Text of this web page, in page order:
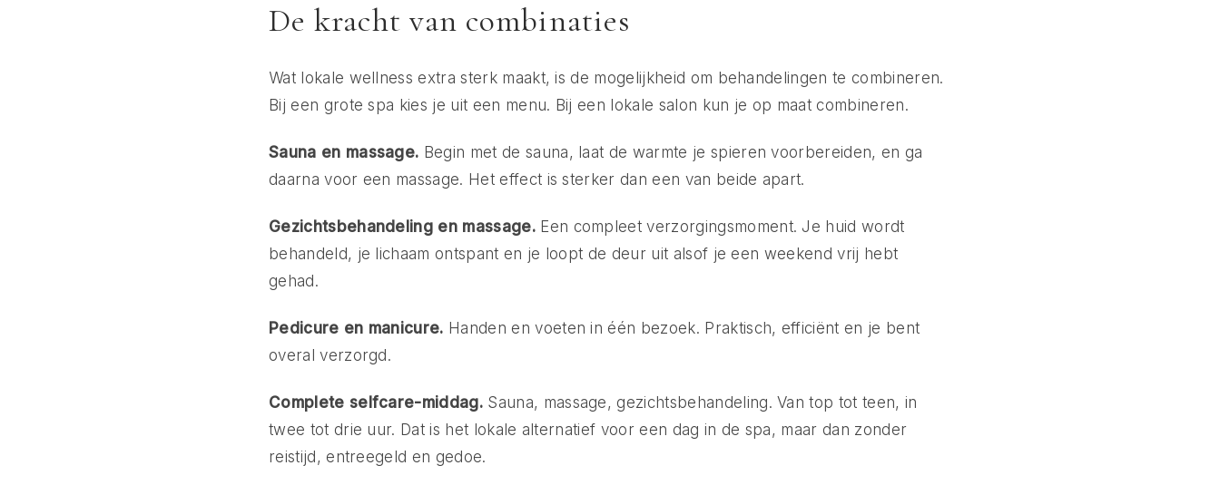
De kracht van combinaties
Wat lokale wellness extra sterk maakt, is de mogelijkheid om behandelingen te combineren.
Bij een grote spa kies je uit een menu. Bij een lokale salon kun je op maat combineren.
Sauna en massage. Begin met de sauna, laat de warmte je spieren voorbereiden, en ga
daarna voor een massage. Het effect is sterker dan een van beide apart.
Gezichtsbehandeling en massage.Een compleet verzorgingsmoment. Je huid wordt
behandeld, je lichaam ontspant en je loopt de deur uit alsof je een weekend vrij hebt
gehad.
Pedicure en manicure. Handen en voeten in één bezoek. Praktisch, efficiënt en je bent
overal verzorgd.
Complete selfcare-middag. Sauna, massage, gezichtsbehandeling. Van top tot teen, in
twee tot drie uur. Dat is het lokale alternatief voor een dag in de spa, maar dan zonder
reistijd, entreegeld en gedoe.